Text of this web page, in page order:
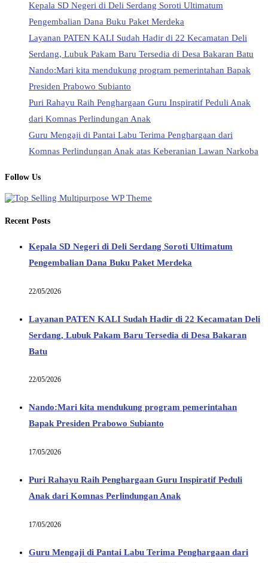
Kepala SD Negeri di Deli Serdang Soroti Ultimatum
Pengembalian Dana Buku Paket Merdeka
Layanan PATEN KALI Sudah Hadir di 22 Kecamatan Deli
Serdang, Lubuk Pakam Baru Tersedia di Desa Bakaran Batu
Nando:Mari kita mendukung program pemerintahan Bapak
Presiden Prabowo Subianto
Puri Rahayu Raih Penghargaan Guru Inspiratif Peduli Anak
dari Komnas Perlindungan Anak
Guru Mengaji di Pantai Labu Terima Penghargaan dari
Komnas Perlindungan Anak atas Keberanian Lawan Narkoba
Follow Us
Recent Posts
Kepala SD Negeri di Deli Serdang Soroti Ultimatum
Pengembalian Dana Buku Paket Merdeka
22/05/2026
Layanan PATEN KALI Sudah Hadir di 22 Kecamatan Deli
Serdang, Lubuk Pakam Baru Tersedia di Desa Bakaran
Batu
22/05/2026
Nando:Mari kita mendukung program pemerintahan
Bapak Presiden Prabowo Subianto
17/05/2026
Puri Rahayu Raih Penghargaan Guru Inspiratif Peduli
Anak dari Komnas Perlindungan Anak
17/05/2026
Guru Mengaji di Pantai Labu Terima Penghargaan dari